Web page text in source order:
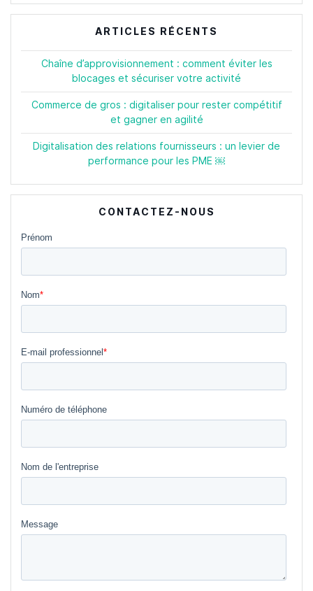
ARTICLES RÉCENTS
Chaîne d’approvisionnement : comment éviter les
blocages et sécuriser votre activité
Commerce de gros : digitaliser pour rester compétitif
et gagner en agilité
Digitalisation des relations fournisseurs : un levier de
performance pour les PME ￼
CONTACTEZ-NOUS